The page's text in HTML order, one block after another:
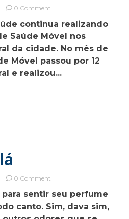
0 Commenton
o
cronograma
Unidade
Móvel
de
continua realizando
Saúde Móvel nos
da cidade. No mês de
Móvel passou por 12
e realizou...
0 Commenton
estava
lá
para sentir seu perfume
canto. Sim, dava sim,